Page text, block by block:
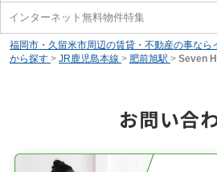
インターネット無料物件特集
福岡市・久留米市周辺の賃貸・不動産の事なら
から探す > JR鹿児島本線 > 肥前旭駅 > Seven
お問い合